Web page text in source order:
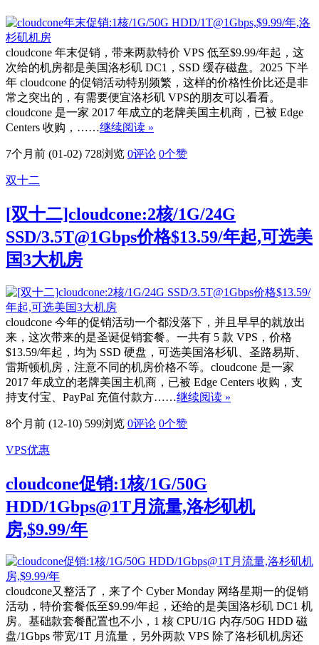
cloudcone 年末促销，带来两款特价 VPS 低至$9.99/年起，这
次给的机房都是美国洛杉矶 DC1，SSD 缓存磁盘。2025 下半
年 cloudcone 的促销活动特别频繁，这样的价格性价比还是非
常之突出的，有需要便宜洛杉矶 VPS的朋友可以看看。
cloudcone 是一家 2017 年成立的老牌美国主机商，已被 Edge
Centers 收购，……继续阅读 »
7个月前 (01-02) 728浏览 0评论 0个赞
双十二
[双十二]cloudcone:2核/1G/24G
SSD/3.5T@1Gbps价格$13.59/年起,可选美
国3大机房
cloudcone 今年的促销活动一个都没落下，并且早早的就放出
来，这次带来的是圣诞促销套餐。一共有 5 款 VPS，价格
$13.59/年起，均为 SSD 硬盘，可选美国洛杉矶、圣路易斯、
雷斯顿机房，注意不同的机房价格不等。cloudcone 是一家
2017 年成立的老牌美国主机商，已被 Edge Centers 收购，支
持支付宝、PayPal 充值付款方……继续阅读 »
8个月前 (12-10) 599浏览 0评论 0个赞
VPS优惠
cloudcone促销:1核/1G/50G
HDD/1Gbps@1T月流量,洛杉矶机
房,$9.99/年
cloudcone又整活了，来了个 Cyber Monday 网络星期一的促销
活动，特价套餐低至$9.99/年起，还给的是美国洛杉矶 DC1 机
房。基础款套餐配置也不小，1 核 CPU/1G 内存/50G HDD 磁
盘/1Gbps 带宽/1T 月流量，另外两款 VPS 除了洛杉矶机房还